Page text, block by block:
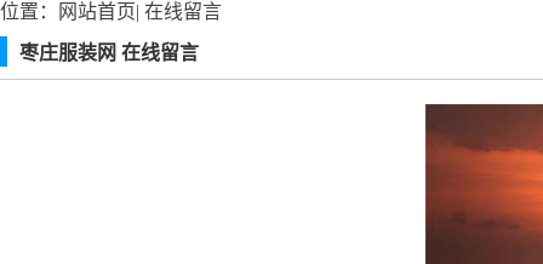
位置： 网站首页| 在线留言
枣庄服装网 在线留言